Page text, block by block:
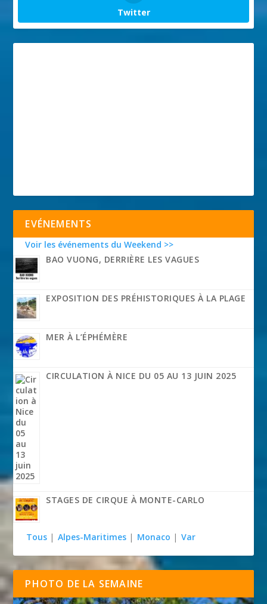
Twitter
EVÉNEMENTS
Voir les événements du Weekend >>
BAO VUONG, DERRIÈRE LES VAGUES
EXPOSITION DES PRÉHISTORIQUES À LA PLAGE
MER À L’ÉPHÉMÈRE
CIRCULATION À NICE DU 05 AU 13 JUIN 2025
STAGES DE CIRQUE À MONTE-CARLO
Tous | Alpes-Maritimes | Monaco | Var
PHOTO DE LA SEMAINE